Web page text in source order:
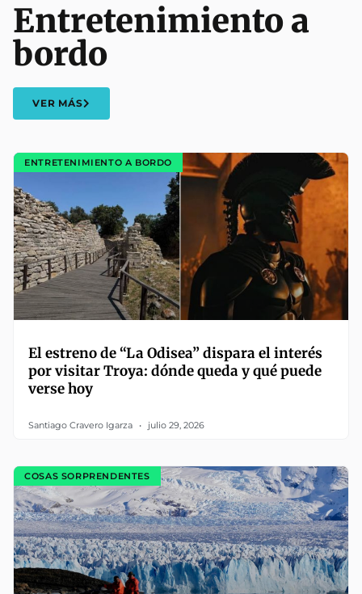
Entretenimiento a
bordo
VER MÁS
ENTRETENIMIENTO A BORDO
El estreno de “La Odisea” dispara el interés
por visitar Troya: dónde queda y qué puede
verse hoy
Santiago Cravero Igarza julio 29, 2026
COSAS SORPRENDENTES